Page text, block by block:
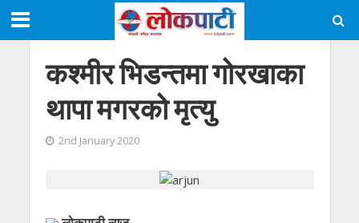
कश्मीर भिडन्तमा गोरखाका
थापा मगरको मृत्यु
2nd January 2020